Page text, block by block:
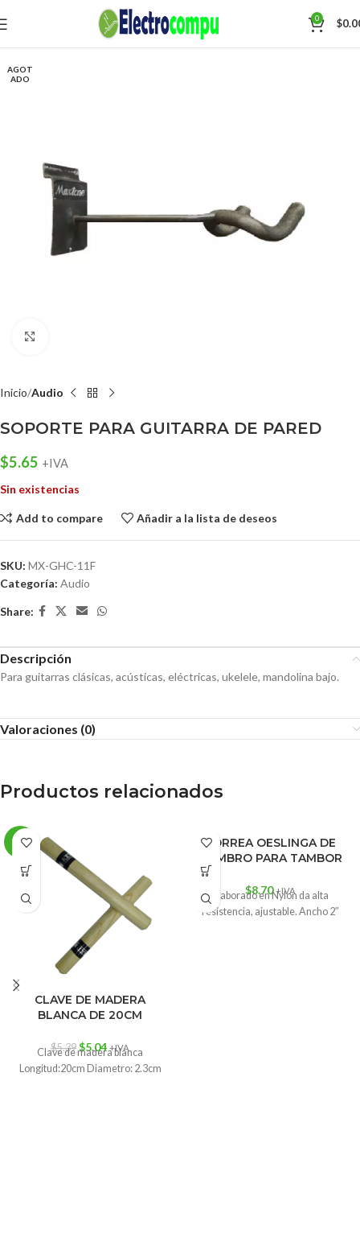
0 $
AGOT
ADO
Inicio Audio
SOPORTE PARA GUITARRA DE PARED
$5.65 +IVA
Sin existencias
Add to compare Añadir a la lista de deseos
SKU: MX-GHC-11F
Categoría: Audio
Share:
Descripción
Para guitarras clásicas, acústicas, eléctricas, ukelele, mandolina bajo.
Valoraciones (0)
Productos relacionados
-6%
CLAVE DE MADERA
BLANCA DE 20CM
$5.39 $5.04 +IVA
Clave de madera blanca
Longitud:20cm Diametro: 2.3cm
CORREA OESLINGA DE
HOMBRO PARA TAMBOR
$8.70 +IVA
Elaborado en Nylon da alta
resistencia, ajustable. Ancho 2″